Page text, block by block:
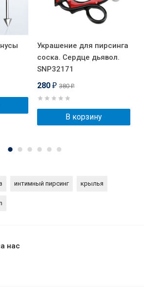
Украшение для пирсинга
соска. Сердце дьявол.
SNP32171
280 ₽ 380₽
В корзину
интимный пирсинг крылья
нас